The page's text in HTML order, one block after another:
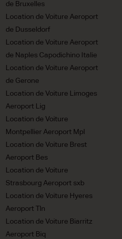
de Bruxelles
Location de Voiture Aeroport
de Dusseldorf
Location de Voiture Aeroport
de Naples Capodichino Italie
Location de Voiture Aeroport
de Gerone
Location de Voiture Limoges
Aeroport Lig
Location de Voiture
Montpellier Aeroport Mpl
Location de Voiture Brest
Aeroport Bes
Location de Voiture
Strasbourg Aeroport sxb
Location de Voiture Hyeres
Aeroport Tln
Location de Voiture Biarritz
Aeroport Biq